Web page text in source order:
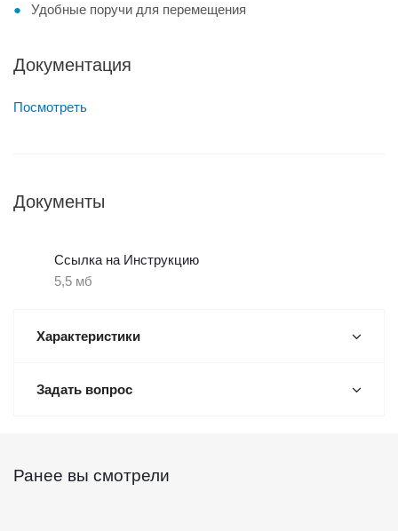
Удобные поручи для перемещения
Документация
Посмотреть
Документы
Ссылка на Инструкцию
5,5 мб
Характеристики
Задать вопрос
Ранее вы смотрели